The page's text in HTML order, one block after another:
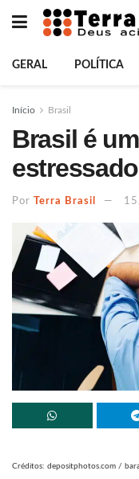
GERAL POLÍTICA
Início Brasil
Brasil é
Por Terra Brasil
Créditos: depositphotos.com /